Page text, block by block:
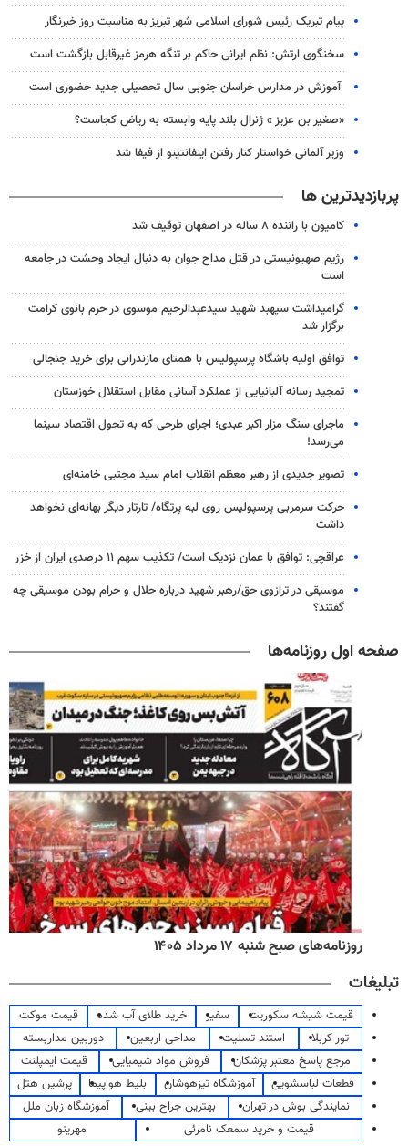
پیام تبریک رئیس شورای اسلامی شهر تبریز به مناسبت روز خبرنگار
سخنگوی ارتش: نظم ایرانی حاکم بر تنگه هرمز غیرقابل بازگشت است
آموزش در مدارس خراسان جنوبی سال تحصیلی جدید حضوری است
«صغیر بن عزیز » ژنرال بلند پایه وابسته به ریاض کجاست؟
وزیر آلمانی خواستار کنار رفتن اینفانتینو از فیفا شد
پربازدیدترین ها
کامیون با راننده ۸ ساله در اصفهان توقیف شد
رژیم صهیونیستی در قتل مداح جوان به دنبال ایجاد وحشت در جامعه
است
گرامیداشت سپهبد شهید سیدعبدالرحیم موسوی در حرم بانوی کرامت
برگزار شد
توافق اولیه باشگاه پرسپولیس با همتای مازندرانی برای خرید جنجالی
تمجید رسانه آلبانیایی از عملکرد آسانی مقابل استقلال خوزستان
ماجرای سنگ مزار اکبر عبدی؛ اجرای طرحی که به تحول اقتصاد سینما
می‌رسد!
تصویر جدیدی از رهبر معظم انقلاب امام سید مجتبی خامنه‌ای
حرکت سرمربی پرسپولیس روی لبه پرتگاه/ تارتار دیگر بهانه‌ای نخواهد
داشت
عراقچی: توافق با عمان نزدیک است/ تکذیب سهم ۱۱ درصدی ایران از خزر
موسیقی در ترازوی حق/رهبر شهید درباره حلال و حرام بودن موسیقی چه
گفتند؟
صفحه اول روزنامه‌ها
روزنامه‌های صبح شنبه ۱۷ مرداد ۱۴۰۵
تبلیغات
قیمت شیشه سکوریت سفیر خرید طلای آب شده
قیمت موکت
تور کربلا
استند تسلیت مداحی اربعین
دوربین مداربسته
مرجع پاسخ معتبر پزشکان
فروش مواد شیمیایی
قیمت ایمپلنت
قطعات لباسشویی
آموزشگاه تیزهوشان بلیط هواپیما
پرشین هتل
نمایندگی بوش در تهران
بهترین جراح بینی
آموزشگاه زبان ملل
قیمت و خرید سمعک نامرئی
مهرینو